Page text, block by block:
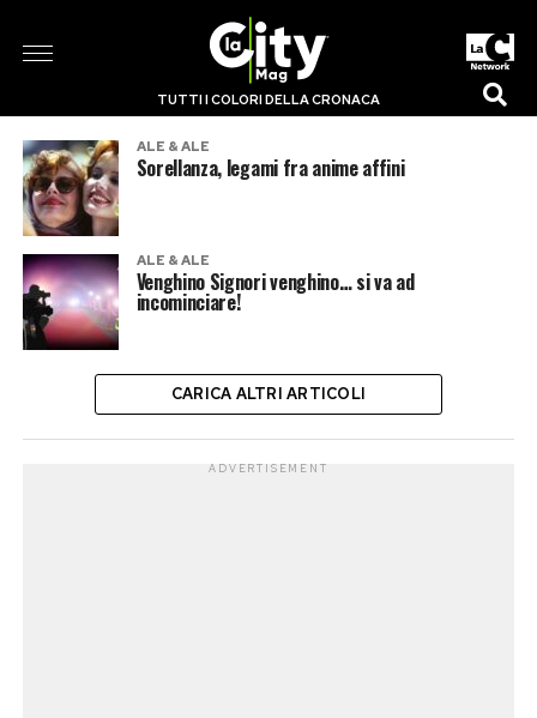
TUTTI I COLORI DELLA CRONACA
ALE & ALE
Sorellanza, legami fra anime affini
ALE & ALE
Venghino Signori venghino… si va ad
incominciare!
CARICA ALTRI ARTICOLI
ADVERTISEMENT